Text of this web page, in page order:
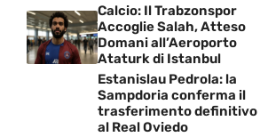
Calcio: Il Trabzonspor
Accoglie Salah, Atteso
Domani all’Aeroporto
Ataturk di Istanbul
Estanislau Pedrola: la
Sampdoria conferma il
trasferimento definitivo
al Real Oviedo